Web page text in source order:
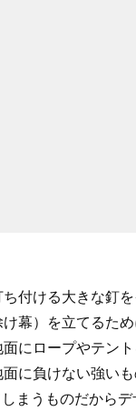
付ける大きな釘
幕）を立てるた
にロープやテン
に負けない強い
まうものだから